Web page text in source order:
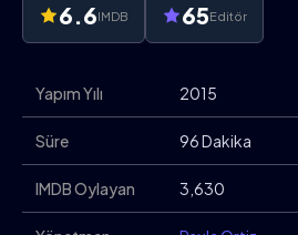
6.6IMDB 65Editör
Yapım Yılı 2015
Süre 96 Dakika
IMDB Oylayan 3,630